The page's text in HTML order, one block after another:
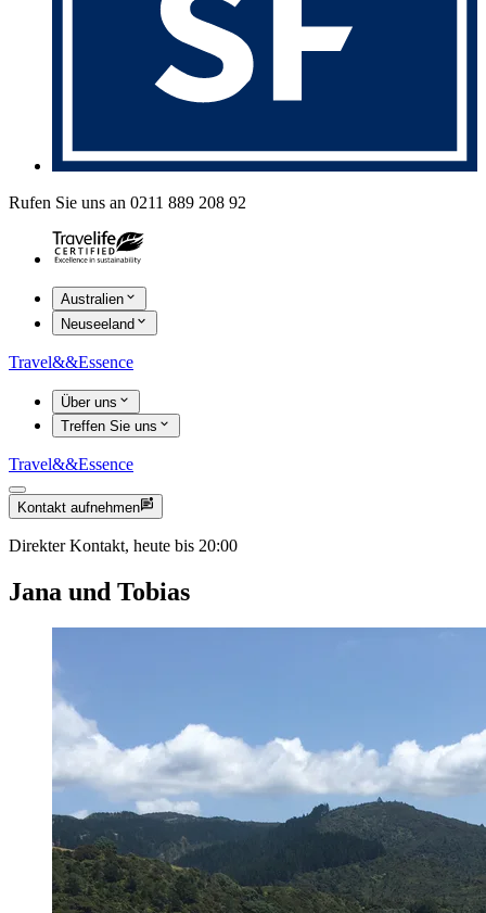
Rufen Sie uns an 0211 889 208 92
Australien
Neuseeland
Travel&&Essence
Über uns
Treffen Sie uns
Travel&&Essence
Kontakt aufnehmen
Direkter Kontakt, heute bis 20:00
Jana und Tobias